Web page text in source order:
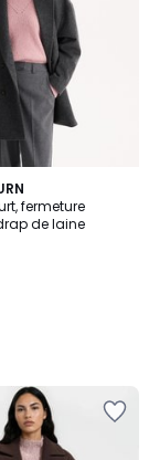
fermeture
de laine